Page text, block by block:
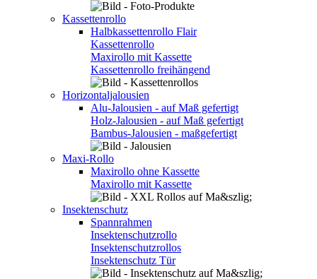
Kassettenrollo
Halbkassettenrollo Flair
Kassettenrollo
Maxirollo mit Kassette
Kassettenrollo freihängend
Horizontaljalousien
Alu-Jalousien - auf Maß gefertigt
Holz-Jalousien - auf Maß gefertigt
Bambus-Jalousien - maßgefertigt
Maxi-Rollo
Maxirollo ohne Kassette
Maxirollo mit Kassette
Insektenschutz
Spannrahmen
Insektenschutzrollo
Insektenschutzrollos
Insektenschutz Tür